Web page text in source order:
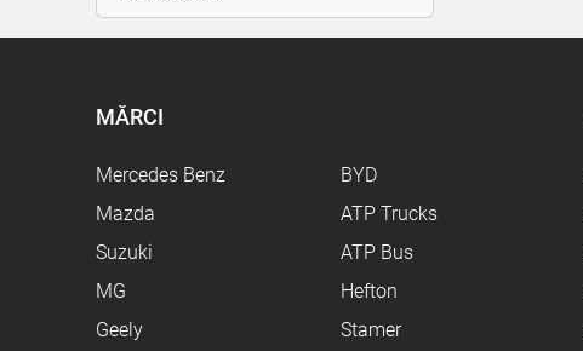
MĂRCI
Mercedes Benz
Mazda
Suzuki
MG
Geely
BYD
ATP Trucks
ATP Bus
Hefton
Stamer